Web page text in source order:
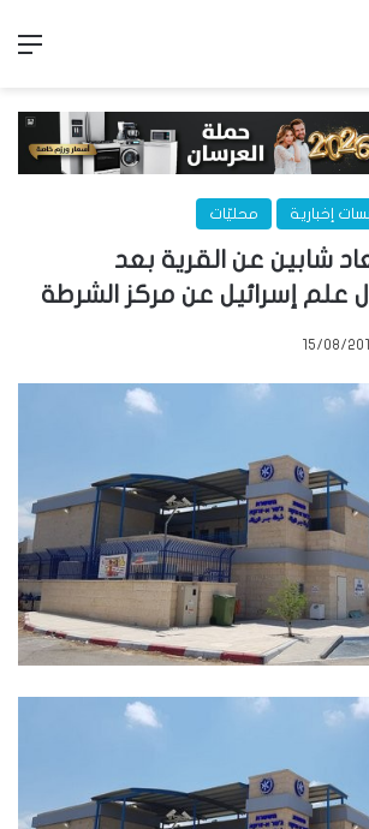
إخبارية محليّات
شابين عن القرية بعد
علم إسرائيل عن مركز الشرطة
15/08/